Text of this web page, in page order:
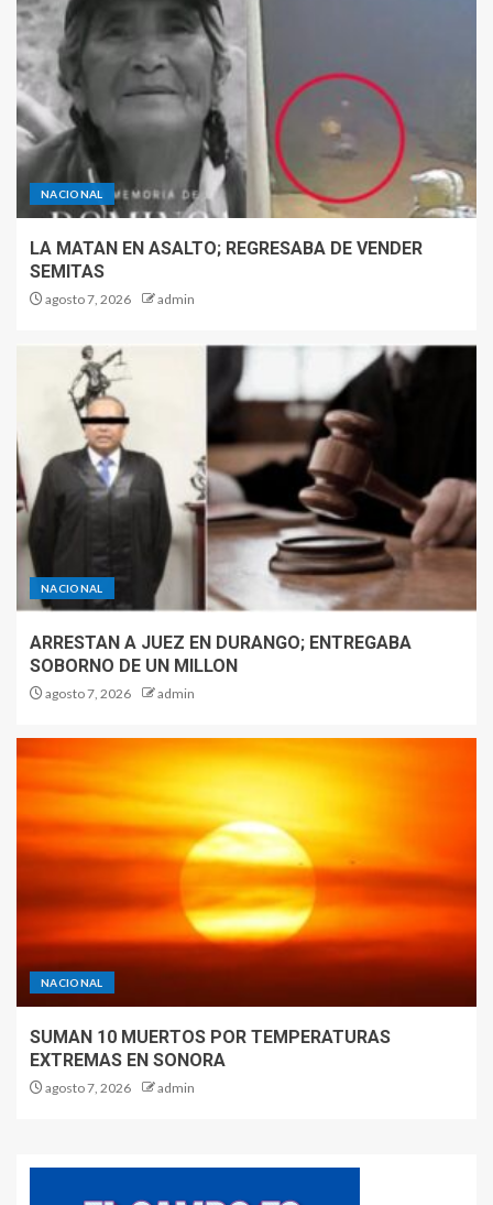
NACIONAL
LA MATAN EN ASALTO; REGRESABA DE VENDER
SEMITAS
agosto 7, 2026 admin
NACIONAL
ARRESTAN A JUEZ EN DURANGO; ENTREGABA
SOBORNO DE UN MILLON
agosto 7, 2026 admin
NACIONAL
SUMAN 10 MUERTOS POR TEMPERATURAS
EXTREMAS EN SONORA
agosto 7, 2026 admin